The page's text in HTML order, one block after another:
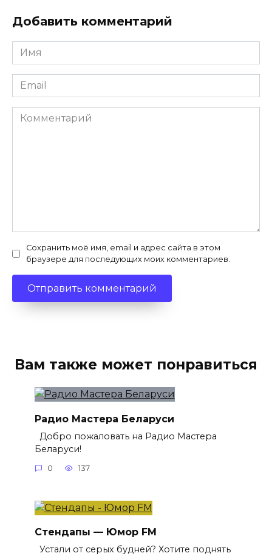
Добавить комментарий
Имя
*
Email
*
Комментарий
Сохранить моё имя, email и адрес сайта в этом
браузере для последующих моих комментариев.
Вам также может понравиться
Радио Мастера Беларуси
Добро пожаловать на Радио Мастера
Беларуси!
0 137
Стендапы — Юмор FM
Устали от серых будней? Хотите поднять